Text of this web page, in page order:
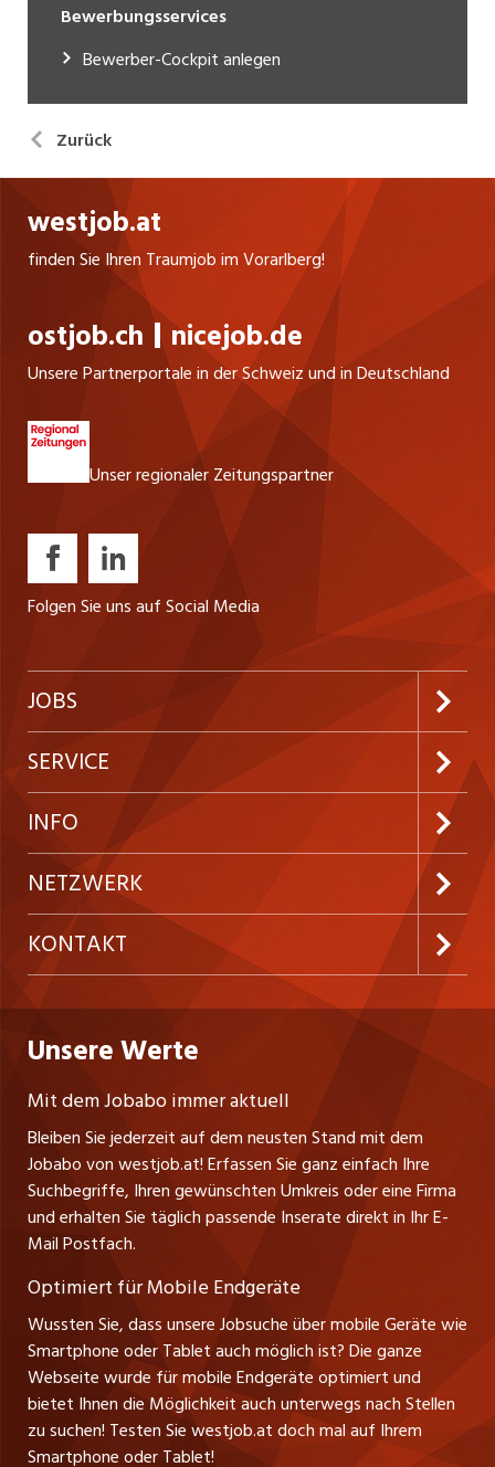
Bewerbungsservices
Bewerber-Cockpit anlegen
Zurück
westjob.at
finden Sie Ihren Traumjob im Vorarlberg!
ostjob.ch nicejob.de
Unsere Partnerportale in der Schweiz und in Deutschland
Unser regionaler Zeitungspartner
Folgen Sie uns auf Social Media
JOBS
Jobabo abonnieren
Neue Stellen
Festanstellungen
Temporäre Jobs
Praktika
Lehrstellen
Führungspositionen
Management / Kader-Jobs
SERVICE
Kundenlogin
Inserieren
Firmen
Personalvermittler
INFO
Preise und Leistungen
AGB
Datenschutzerklärung
Impressum
NETZWERK
ostjob.ch
jobzüri.ch
jobmittelland.ch
jobbern.ch
jobbasel.ch
zentraljob.ch
myjob.ch
schaffu.ch (VS)
ajourjob.ch
russmedia.com
KONTAKT
Gutenbergstrasse 1
A-6858 Schwarzach
Stefan Spötl
Tel. +43 664 39 47 47 7
Leiter westjob.at
Andrea Graf
Tel. +43 664 20 30 02 1
Verkauf und Beratung
Unsere Werte
Mit dem Jobabo immer aktuell
Bleiben Sie jederzeit auf dem neusten Stand mit dem
Jobabo von westjob.at! Erfassen Sie ganz einfach Ihre
Suchbegriffe, Ihren gewünschten Umkreis oder eine Firma
und erhalten Sie täglich passende Inserate direkt in Ihr E-
Mail Postfach.
Optimiert für Mobile Endgeräte
Wussten Sie, dass unsere Jobsuche über mobile Geräte wie
Smartphone oder Tablet auch möglich ist? Die ganze
Webseite wurde für mobile Endgeräte optimiert und
bietet Ihnen die Möglichkeit auch unterwegs nach Stellen
zu suchen! Testen Sie westjob.at doch mal auf Ihrem
Smartphone oder Tablet!